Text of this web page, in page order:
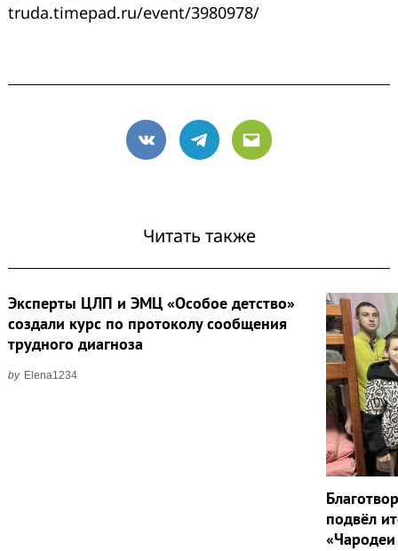
truda.timepad.ru/event/3980978/
VK Telegram
Email
Читать также
Эксперты ЦЛП и ЭМЦ «Особое детство»
создали курс по протоколу сообщения
трудного диагноза
by Elena1234
подвёл